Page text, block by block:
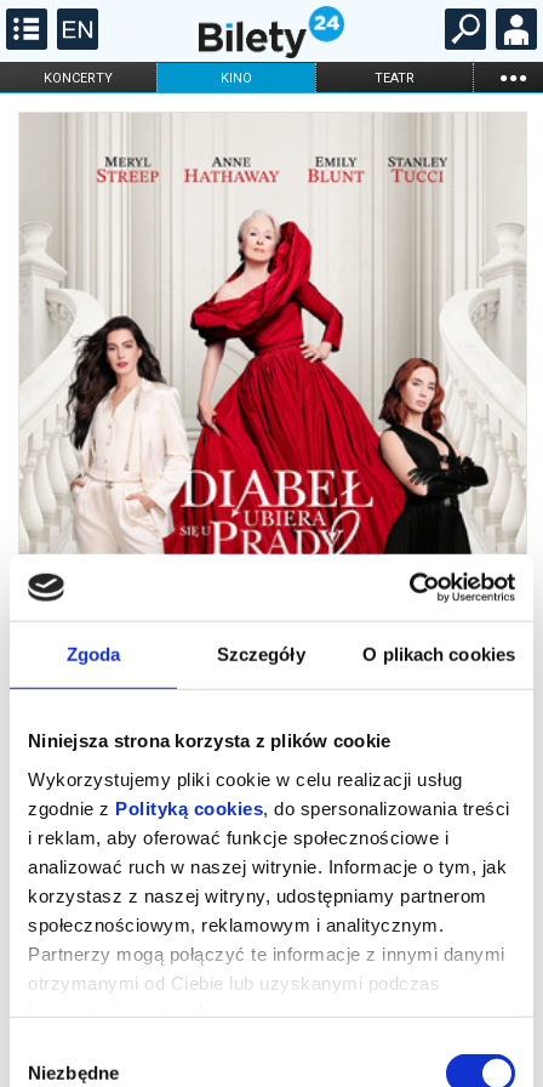
Zgoda Szczegóły O plikach cookies
Niniejsza strona korzysta z plików cookie
Wykorzystujemy pliki cookie w celu realizacji usług
zgodnie z Polityką cookies , do spersonalizowania treści
i reklam, aby oferować funkcje społecznościowe i
analizować ruch w naszej witrynie. Informacje o tym, jak
korzystasz z naszej witryny, udostępniamy partnerom
społecznościowym, reklamowym i analitycznym.
Partnerzy mogą połączyć te informacje z innymi danymi
otrzymanymi od Ciebie lub uzyskanymi podczas
zgody
Niezbędne
KONCERTY KINO TEATR ...
FILHARMONIA OPERA I BALET
KARNETY
Diabeł ubiera się u Prady 2 -